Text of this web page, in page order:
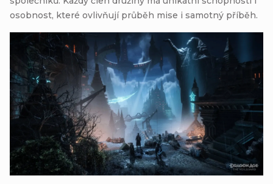
osobnost, které ovlivňují průběh mise i samotný příběh.